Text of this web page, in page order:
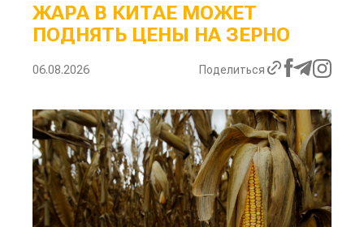
ЖАРА В КИТАЕ МОЖЕТ
ПОДНЯТЬ ЦЕНЫ НА ЗЕРНО
06.08.2026 Поделиться